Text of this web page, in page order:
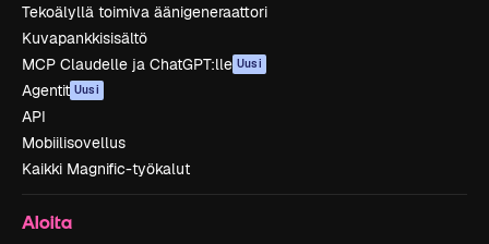
Tekoälyllä toimiva äänigeneraattori
Kuvapankkisisältö
MCP Claudelle ja ChatGPT:lle Uusi
Agentit Uusi
API
Mobiilisovellus
Kaikki Magnific-työkalut
Aloita